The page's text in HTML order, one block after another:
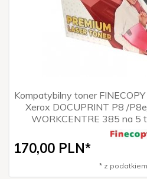
Kompatybilny toner
Xerox DOCUPRINT P8 /
WORKCENTRE 385 na 5
170,00 PLN*
* z podatkiem